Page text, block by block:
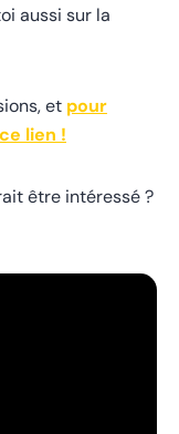
aussi sur la
et pour
lien !
être intéressé ?